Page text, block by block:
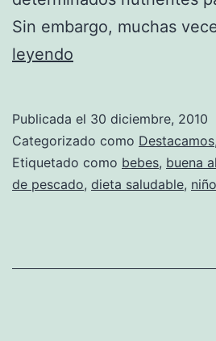
Sin embargo, muchas
leyendo
que
los
niños
Publicada el 30 diciembre, 2010
Categorizado como Destacamos,
Etiquetado como bebes, buena
de pescado, dieta saludable,